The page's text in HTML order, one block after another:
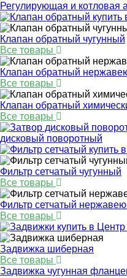
Регулирующая и котловая
Клапан обратный чугунный
Все товары
Клапан обратный
Все товары
Клапан обратный
Все товары
дисковый поворотный
Фильтр сетчатый чугунный
Все товары
Фильтр сетчатый
Все товары
Задвижка шиберная
Все товары
Задвижка чугунная